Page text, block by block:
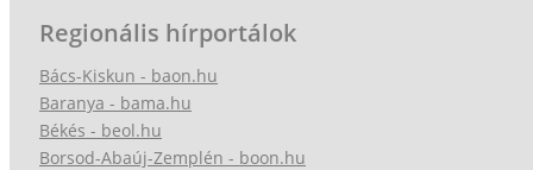
Regionális hírportálok
Bács-Kiskun - baon.hu
Baranya - bama.hu
Békés - beol.hu
Borsod-Abaúj-Zemplén - boon.hu